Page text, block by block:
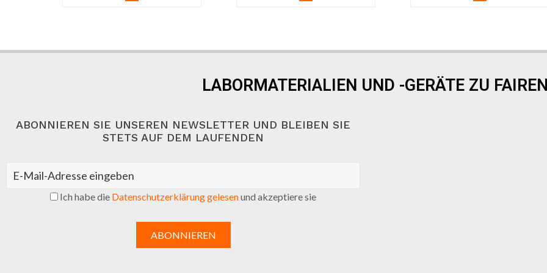
LABORMATERIALIEN UND -GERÄTE ZU
ABONNIEREN SIE UNSEREN NEWSLETTER UND BLEIBEN SIE
STETS AUF DEM LAUFENDEN
Ich habe die Datenschutzerklärung gelesenund akzeptiere sie